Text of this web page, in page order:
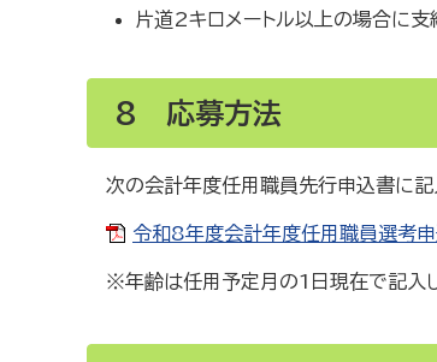
片道2キロメートル以上の場合に支
8 応募方法
次の会計年度任用職員先行申込書に記
令和8年度会計年度任用職員選考
※年齢は任用予定月の1日現在で記入し